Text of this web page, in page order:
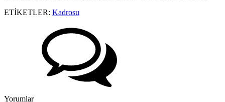
ETİKETLER: Kadrosu
Yorumlar